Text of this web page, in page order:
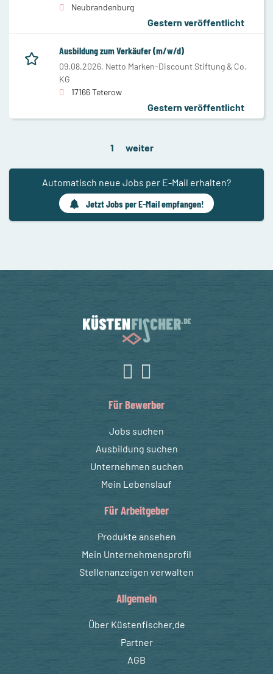
Neubrandenburg
Gestern veröffentlicht
Ausbildung zum Verkäufer (m/w/d)
09.08.2026, Netto Marken-Discount Stiftung & Co.
KG
17166 Teterow
Gestern veröffentlicht
1 weiter
Automatisch neue Jobs per E-Mail erhalten?
Jetzt Jobs per E-Mail empfangen!
Für Bewerber
Jobs suchen
Ausbildung suchen
Unternehmen suchen
Mein Lebenslauf
Für Arbeitgeber
Produkte ansehen
Mein Unternehmensprofil
Stellenanzeigen verwalten
Allgemein
Über Küstenfischer.de
Partner
AGB